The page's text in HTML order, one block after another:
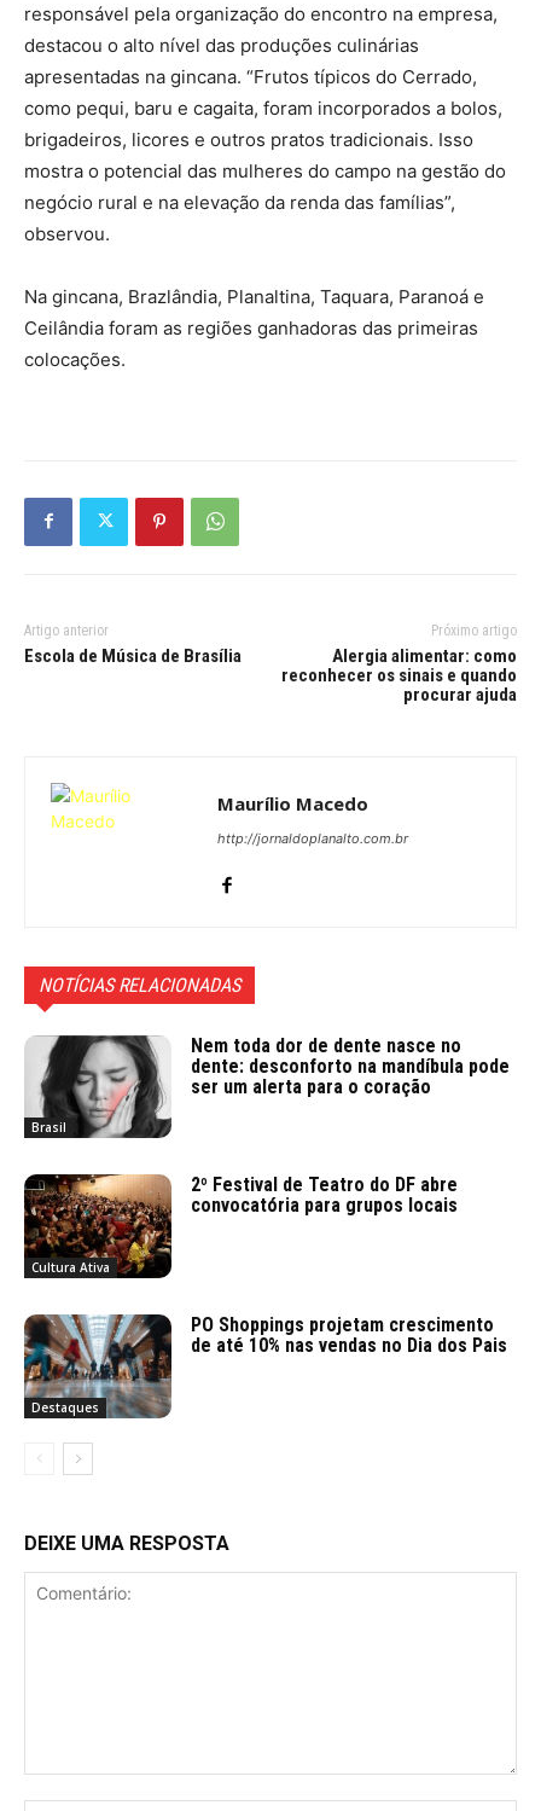
responsável pela organização do encontro na empresa,
destacou o alto nível das produções culinárias
apresentadas na gincana. “Frutos típicos do Cerrado,
como pequi, baru e cagaita, foram incorporados a bolos,
brigadeiros, licores e outros pratos tradicionais. Isso
mostra o potencial das mulheres do campo na gestão do
negócio rural e na elevação da renda das famílias”,
observou.
Na gincana, Brazlândia, Planaltina, Taquara, Paranoá e
Ceilândia foram as regiões ganhadoras das primeiras
colocações.
Artigo anterior
Escola de Música de Brasília
Próximo artigo
Alergia alimentar: como
reconhecer os sinais e quando
procurar ajuda
Maurílio Macedo
http://jornaldoplanalto.com.br
NOTÍCIAS RELACIONADAS
Brasil
Nem toda dor de dente nasce no
dente: desconforto na mandíbula pode
ser um alerta para o coração
Cultura Ativa
2º Festival de Teatro do DF abre
convocatória para grupos locais
Destaques
PO Shoppings projetam crescimento
de até 10% nas vendas no Dia dos Pais
DEIXE UMA RESPOSTA